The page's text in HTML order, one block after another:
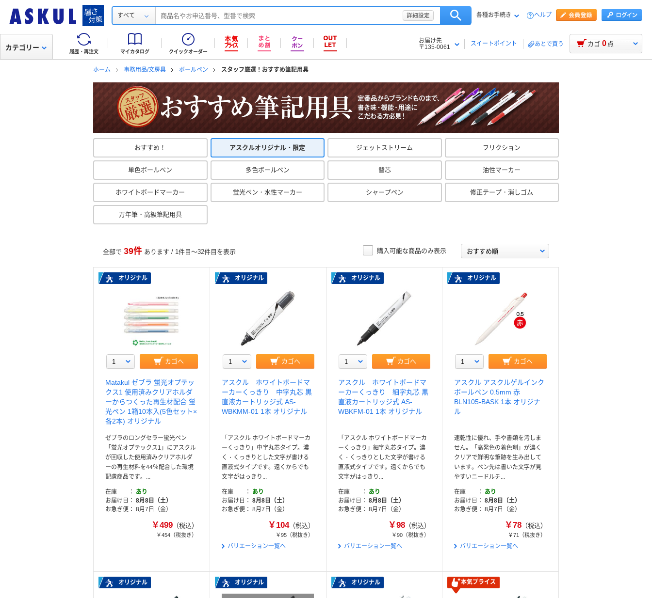
すべて 詳細設定 各種お手続き ヘルプ
履歴・再注文 マイカタログ クイックオーダー
お届け先
〒135-0061
スイートポイント あとで買う
カテゴリー カゴ 0 点
ホーム 事務用品/文房具 ボールペン スタッフ厳選！おすすめ筆記用具
おすすめ！ アスクルオリジナル・限定 ジェットストリーム フリクション
単色ボールペン 多色ボールペン 替芯 油性マーカー
ホワイトボードマーカー 蛍光ペン・水性マーカー シャープペン 修正テープ・消しゴム
万年筆・高級筆記用具
全部で 39件 あります / 1件目～32件目を表示 購入可能な商品のみ表示
オリジナル
カゴへ
Matakul ゼブラ 蛍光オプテッ
クス1 使用済みクリアホルダ
ーからつくった再生材配合 蛍
光ペン 1箱10本入(5色セット×
各2本) オリジナル
ゼブラのロングセラー蛍光ペン
「蛍光オプテックス1」にアスクル
が回収した使用済みクリアホルダ
ーの再生材料を44％配合した環境
配慮商品です。...
在庫
あり
お届け日
8月8日（土）
お急ぎ便
8月7日（金）
￥499（税込）
￥454（税抜き）
オリジナル
カゴへ
アスクル ホワイトボードマ
ーカーくっきり 中字丸芯 黒
直液カートリッジ式 AS-
WBKMM-01 1本 オリジナル
「アスクル ホワイトボードマーカ
ーくっきり」中字丸芯タイプ。濃
く・くっきりとした文字が書ける
直液式タイプです。遠くからでも
文字がはっきり...
在庫
あり
お届け日
8月8日（土）
お急ぎ便
8月7日（金）
￥104（税込）
￥95（税抜き）
バリエーション一覧へ
オリジナル
カゴへ
アスクル ホワイトボードマ
ーカーくっきり 細字丸芯 黒
直液カートリッジ式 AS-
WBKFM-01 1本 オリジナル
「アスクル ホワイトボードマーカ
ーくっきり」細字丸芯タイプ。濃
く・くっきりとした文字が書ける
直液式タイプです。遠くからでも
文字がはっきり...
在庫
あり
お届け日
8月8日（土）
お急ぎ便
8月7日（金）
￥98 （税込）
￥90 （税抜き）
バリエーション一覧へ
オリジナル
カゴへ
アスクル アスクルゲルインク
ボールペン 0.5mm 赤
BLN105-BASK 1本 オリジナ
ル
速乾性に優れ、手や書類を汚しま
せん。「高発色の着色剤」が濃く
クリアで鮮明な筆跡を生み出して
います。ペン先は書いた文字が見
やすいニードルチ...
在庫
あり
お届け日
8月8日（土）
お急ぎ便
8月7日（金）
￥78 （税込）
￥71 （税抜き）
バリエーション一覧へ
オリジナル オリジナル オリジナル 本気プライス